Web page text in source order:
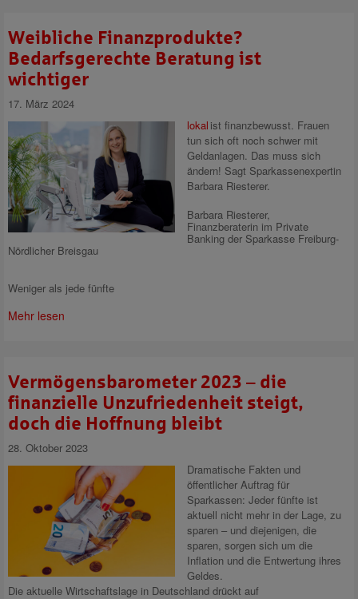
Weibliche Finanzprodukte?
Bedarfsgerechte Beratung ist
wichtiger
17. März 2024
lokal ist finanzbewusst. Frauen
tun sich oft noch schwer mit
Geldanlagen. Das muss sich
ändern! Sagt Sparkassenexpertin
Barbara Riesterer.
Barbara Riesterer,
Finanzberaterin im Private
Banking der Sparkasse Freiburg-
Nördlicher Breisgau
Weniger als jede fünfte
Mehr lesen
Vermögensbarometer 2023 – die
finanzielle Unzufriedenheit steigt,
doch die Hoffnung bleibt
28. Oktober 2023
Dramatische Fakten und
öffentlicher Auftrag für
Sparkassen: Jeder fünfte ist
aktuell nicht mehr in der Lage, zu
sparen – und diejenigen, die
sparen, sorgen sich um die
Inflation und die Entwertung ihres
Geldes.
Die aktuelle Wirtschaftslage in Deutschland drückt auf